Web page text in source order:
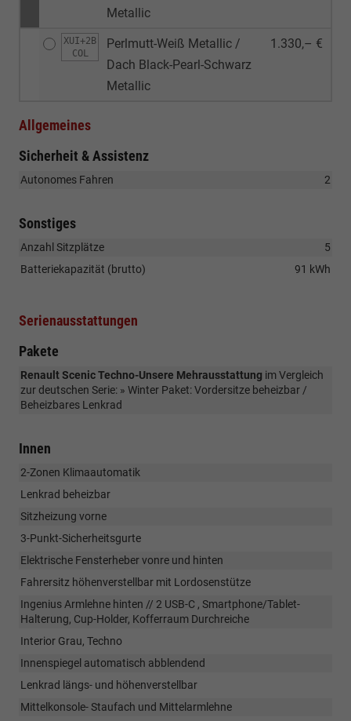
Metallic
XUI+2B
COL
Perlmutt-Weiß Metallic /
Dach Black-Pearl-Schwarz
Metallic
1.330,– €
Allgemeines
Sicherheit & Assistenz
Autonomes Fahren 2
Sonstiges
Anzahl Sitzplätze
5
Batteriekapazität (brutto)
91 kWh
Serienausstattungen
Pakete
Renault Scenic Techno-Unsere Mehrausstattung im Vergleich
zur deutschen Serie: » Winter Paket: Vordersitze beheizbar /
Beheizbares Lenkrad
Innen
2-Zonen Klimaautomatik
Lenkrad beheizbar
Sitzheizung vorne
3-Punkt-Sicherheitsgurte
Elektrische Fensterheber vonre und hinten
Fahrersitz höhenverstellbar mit Lordosenstütze
Ingenius Armlehne hinten // 2 USB-C , Smartphone/Tablet-
Halterung, Cup-Holder, Kofferraum Durchreiche
Interior Grau, Techno
Innenspiegel automatisch abblendend
Lenkrad längs- und höhenverstellbar
Mittelkonsole- Staufach und Mittelarmlehne